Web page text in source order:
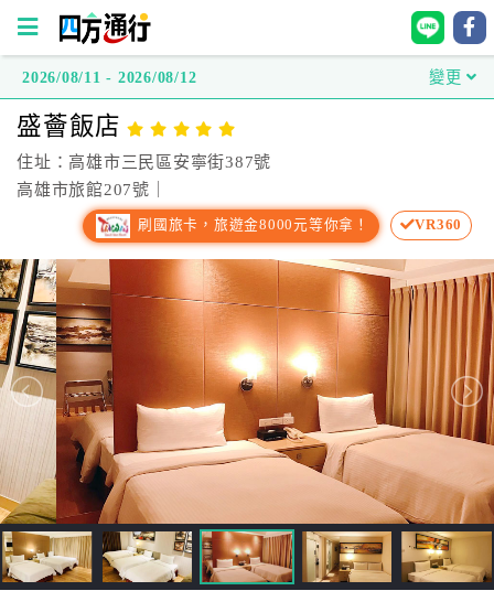
方
通
行
台
灣
訂
房
直
接
跟
飯
店
2026/08/11 - 2026/08/12 變更
盛薈飯店
住址：高雄市三民區安寧街387號
高雄市旅館207號｜
刷國旅卡，旅遊金8000元等你拿！ VR360